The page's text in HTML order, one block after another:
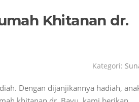
Khitanan dr.
Kategori:
Dengan dijanjikannya hadiah,